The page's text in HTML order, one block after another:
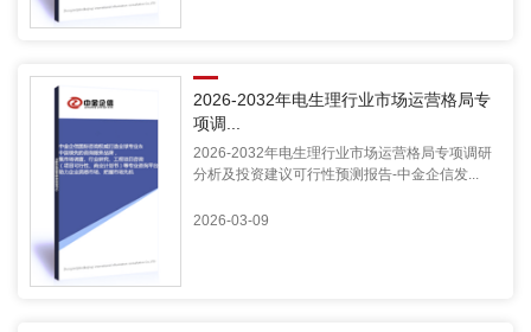
2026-2032年电生理行业市场运营格局专
项调...
2026-2032年电生理行业市场运营格局专项调研
分析及投资建议可行性预测报告-中金企信发...
2026-03-09